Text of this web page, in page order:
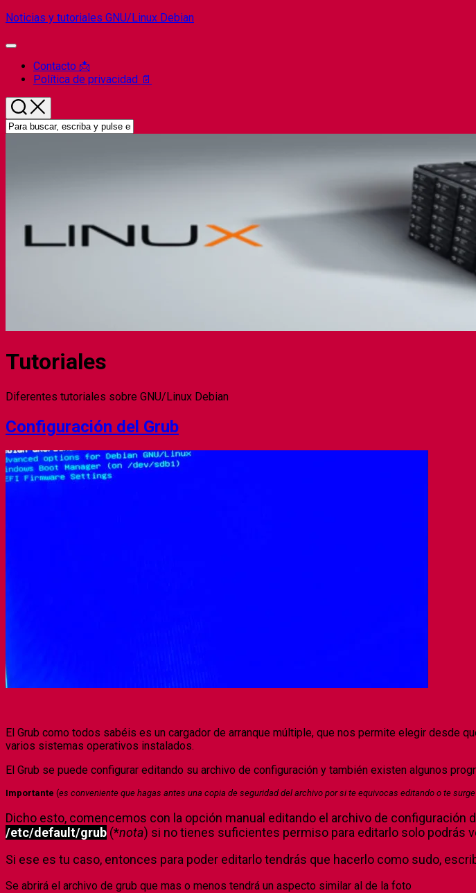
Saltar
contenido
Noticias y tutoriales GNU/Linux Debian
Ampliar
menú Contacto 📩
Política de privacidad 📄
Tutoriales
Diferentes tutoriales sobre GNU/Linux Debian
Configuración del Grub
El Grub como todos sabéis es un cargador de arranque múltiple, que nos permite elegir desde
varios sistemas operativos instalados.
El Grub se puede configurar editando su archivo de configuración y también existen algunos
Importante (es conveniente que hagas antes una copia de seguridad del archivo por si te equivocas editando o te
Dicho esto, comencemos con la opción manual editando el archivo de configuración
/etc/default/grub (*nota) si no tienes suficientes permiso para editarlo solo podrás
Si ese es tu caso, entonces para poder editarlo tendrás que hacerlo como sudo,
Se abrirá el archivo de grub que mas o menos tendrá un aspecto similar al de la foto